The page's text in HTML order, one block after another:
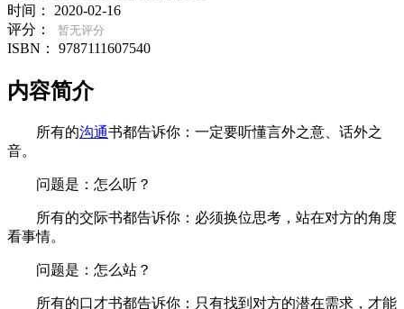
时间：
2020-02-16
评分：
暂无评分
ISBN： 9787111607540
内容简介
所有的沟通书都告诉你：一定要听懂言外之意、话外之
音。
问题是：怎么听？
所有的交际书都告诉你：必须换位思考，站在对方的角度
看事情。
问题是：怎么站？
所有的口才书都告诉你：只有找到对方的潜在需求，才能